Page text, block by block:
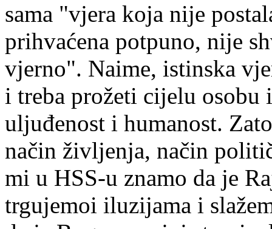
sama "vjera koja nije
prihvaćena potpuno, nije
vjerno". Naime, istinska
i treba prožeti cijelu osobu
uljuđenost i humanost.
način življenja, način
mi u HSS-u znamo da je
trgujemoi iluzijama i